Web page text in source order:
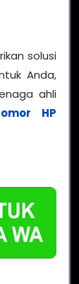
solusi
Anda,
ahli
HP